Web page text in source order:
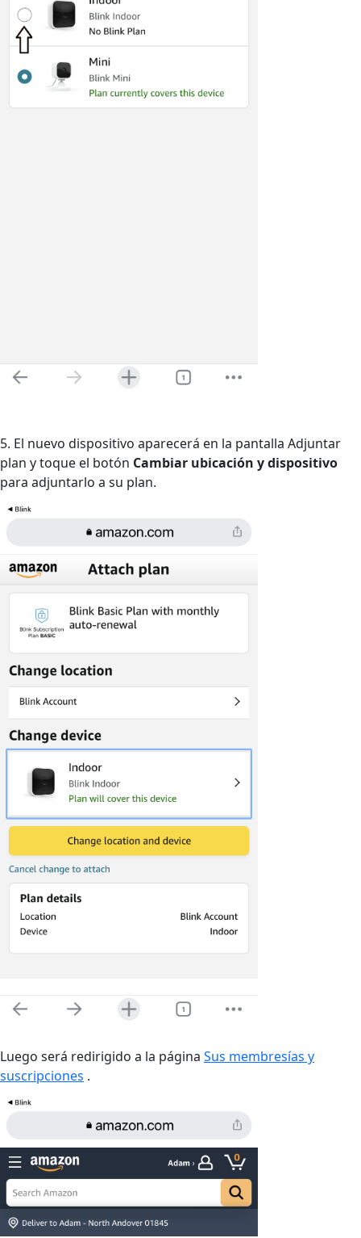
5. El nuevo dispositivo aparecerá en la pantalla Adjuntar
plan y toque el botón Cambiar ubicación y dispositivo
para adjuntarlo a su plan.
Luego será redirigido a la página Sus membresías y
suscripciones .